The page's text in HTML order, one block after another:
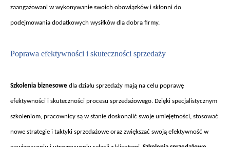
zaangażowani w wykonywanie swoich obowiązków i skłonni do
podejmowania dodatkowych wysiłków dla dobra firmy.
Poprawa efektywności i skuteczności sprzedaży
Szkolenia biznesowe dla działu sprzedaży mają na celu poprawę
efektywności i skuteczności procesu sprzedażowego. Dzięki specjalistycznym
szkoleniom, pracownicy są w stanie doskonalić swoje umiejętności, stosować
nowe strategie i taktyki sprzedażowe oraz zwiększać swoją efektywność w